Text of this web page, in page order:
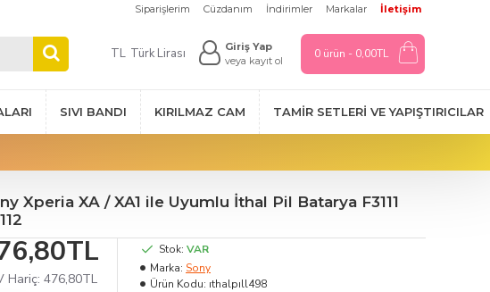
Siparişlerim Cüzdanım İndirimler Markalar İletişim
TL Türk Lirası
Giriş Yap
veya kayıt ol
0 ürün - 0,00TL
SIVI BANDI KIRILMAZ CAM TAMIR SETLERI VE YAPIŞTIRICILAR
Xperia XA / XA1 ile Uyumlu İthal Pil Batarya F3111
Hariç: 476,80TL
Stok: VAR
Marka: Sony
Ürün Kodu: ıthalpıll498